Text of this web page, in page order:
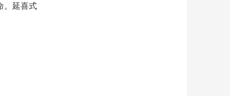
。延喜式